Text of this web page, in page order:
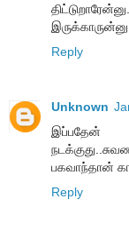
Reply
Unknown
பகவாந்தான்
Reply